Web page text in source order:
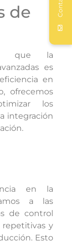
de
que la
es
en
ofrecemos
los
integración
en la
a las
de control
repetitivas y
Esto